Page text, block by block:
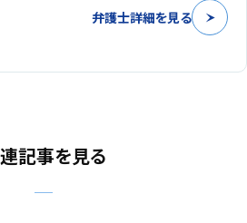
弁護士詳細を見る
記事を見る